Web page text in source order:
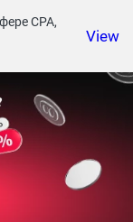
СРА,
View